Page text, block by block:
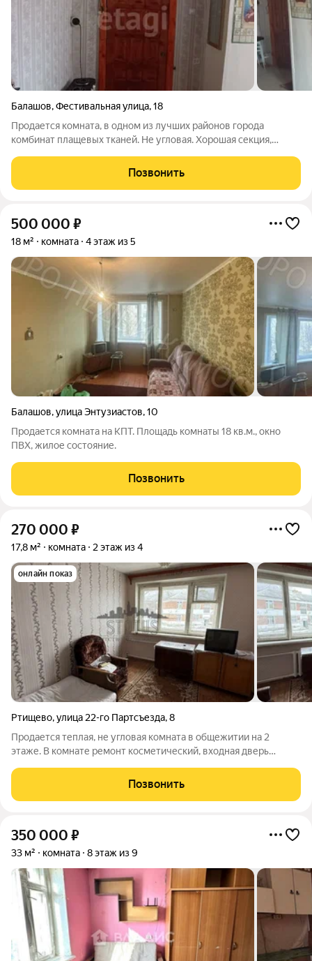
Балашов,Фестивальная улица,18
Продается комната, в одном из лучших районов города
комбинат плащевых тканей. Не угловая. Хорошая секция,
туалет и душ на 3 комнаты. Очень комфортный 4 этаж.
Солнечная сторона. Комната
Позвонить
500 000 ₽
18 м² комната 4 этаж из 5
Балашов,улица Энтузиастов,10
Продается комната на КПТ. Площадь комнаты 18 кв.м., окно
ПВХ, жилое состояние.
Позвонить
270 000 ₽
17,8 м² комната 2 этаж из 4
онлайн показ
Ртищево,улица 22-го Партсъезда,8
Продается теплая, не угловая комната в общежитии на 2
этаже. В комнате ремонт косметический, входная дверь
(общая), туалет (на этаж). Хорошее место расположение. В
шаговой доступности парк,
Позвонить
350 000 ₽
33 м² комната 8 этаж из 9